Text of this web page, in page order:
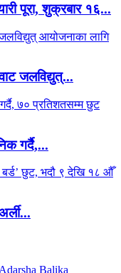
पूरा, शुक्रबार १६...
जलविद्युत्...
गर्दै,...